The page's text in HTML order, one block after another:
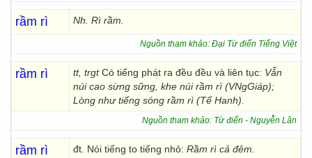
rầm rì Nh. Rì rầm.
Nguồn tham khảo: Đại Từ điển Tiếng Việt
rầm rì tt, trgtCó tiếng phát ra đều đều và liên tục: Vẫn
núi cao sừng sững, khe núi rầm rì (VNgGiáp);
Lòng như tiếng sóng rầm rì (Tế Hanh).
Nguồn tham khảo: Từ điển - Nguyễn Lân
rầm rì đt. Nói tiếng to tiếng nhỏ: Rầm rì cả đêm.